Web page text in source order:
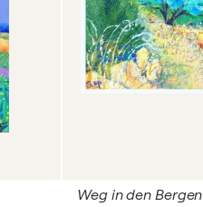
Weg in den Bergen